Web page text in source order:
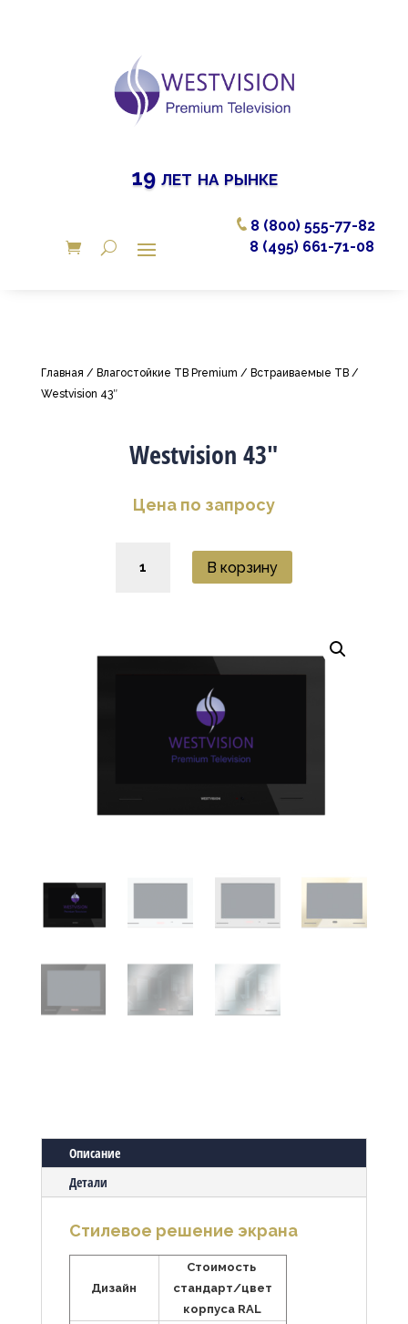
19 лет на рынке
8 (800) 555-77-82
8 (495) 661-71-08
Главная / Влагостойкие ТВ Premium / Встраиваемые ТВ/
Westvision 43″
Westvision 43″
Цена по запросу
Количество
товара
В корзину
Описание
Детали
Стилевое решение экрана
Дизайн
Стоимость
стандарт/цвет
корпуса RAL